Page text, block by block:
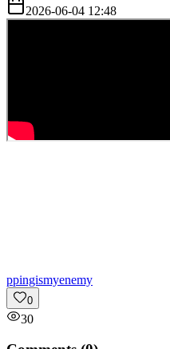
2026-06-04 12:48
ppingismyenemy
0
30